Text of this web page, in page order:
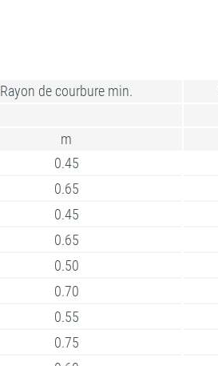
Rayon de courbure min.
m
0.45
0.65
0.45
0.65
0.50
0.70
0.55
0.75